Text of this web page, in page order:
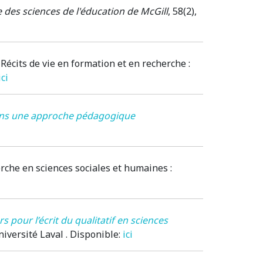
sciences de l'éducation de McGill, 58(2),
Récits de vie en formation et en recherche :
une approche pédagogique
en sciences sociales et humaines :
pour l’écrit du qualitatif en sciences
Laval . Disponible: ici